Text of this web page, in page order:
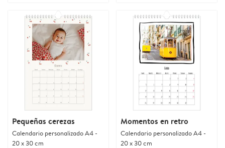
Pequeñas cerezas
Calendario personalizado A4 -
20 x 30 cm
Momentos en retro
Calendario personalizado A4 -
20 x 30 cm